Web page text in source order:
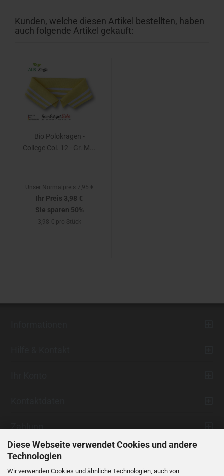
Diese Webseite verwendet Cookies und andere
Technologien
Wir verwenden Cookies und ähnliche Technologien, auch von
Kunden, welche diesen Artikel bestellten, haben
auch folgende Artikel gekauft:
Bio Polokragen -
College Col. 12 - Gr. M...
Unser Normalpreis 7,95 €
Ihr Preis 3,98 €
Sie sparen 50%
3,98 € pro Stück
Zahlung